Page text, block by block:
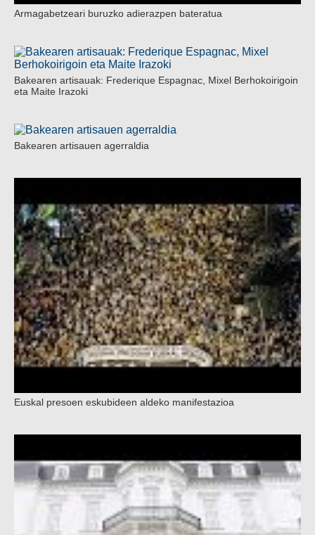
Armagabetzeari buruzko adierazpen bateratua
Bakearen artisauak: Frederique Espagnac, Mixel Berhokoirigoin
eta Maite Irazoki
Bakearen artisauen agerraldia
Euskal presoen eskubideen aldeko manifestazioa